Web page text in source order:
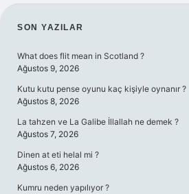
SIDEBAR
SON YAZILAR
What does flit mean in Scotland ?
Ağustos 9, 2026
Kutu kutu pense oyunu kaç kişiyle oynanır ?
Ağustos 8, 2026
La tahzen ve La Galibe İllallah ne demek ?
Ağustos 7, 2026
Dinen at eti helal mi ?
Ağustos 6, 2026
Kumru neden yapılıyor ?